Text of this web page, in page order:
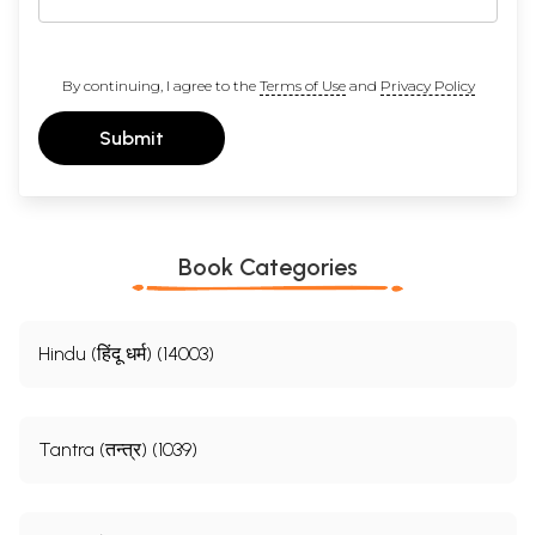
By continuing, I agree to the Terms of Useand Privacy Policy
Submit
Book Categories
Hindu (हिंदू धर्म) (14003)
Tantra (तन्त्र) (1039)